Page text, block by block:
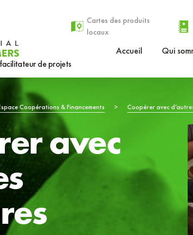
de projets
Cartes des produits
locaux
Accueil Qui
Le PETR
La
Nos
Rapport
Procès-
Coopérations & Financements > Coopérer avec
avec